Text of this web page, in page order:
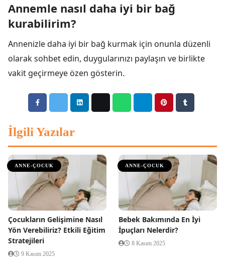
Annemle nasıl daha iyi bir bağ
kurabilirim?
Annenizle daha iyi bir bağ kurmak için onunla düzenli
olarak sohbet edin, duygularınızı paylaşın ve birlikte
vakit geçirmeye özen gösterin.
İlgili Yazılar
ANNE-ÇOCUK
Çocukların Gelişimine Nasıl
Yön Verebiliriz? Etkili Eğitim
Stratejileri
9 Kasım 2025
ANNE-ÇOCUK
Bebek Bakımında En İyi
İpuçları Nelerdir?
8 Kasım 2025